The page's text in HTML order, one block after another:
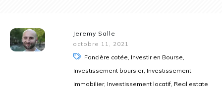
Jeremy Salle
octobre 11, 2021
Foncière cotée, Investir en Bourse,
Investissement boursier, Investissement
immobilier, Investissement locatif, Real estate